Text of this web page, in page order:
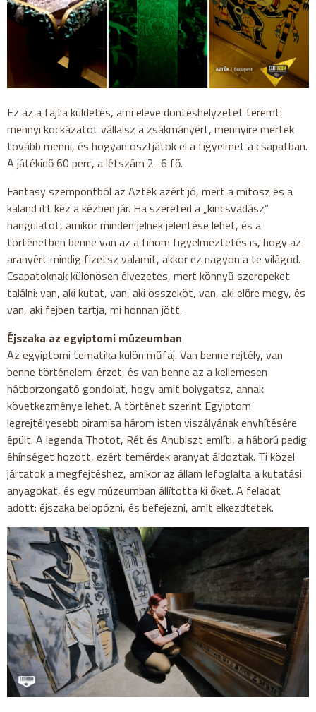
Ez az a fajta küldetés, ami eleve döntéshelyzetet teremt:
mennyi kockázatot vállalsz a zsákmányért, mennyire mertek
tovább menni, és hogyan osztjátok el a figyelmet a csapatban.
A játékidő 60 perc, a létszám 2–6 fő.
Fantasy szempontból az Azték azért jó, mert a mítosz és a
kaland itt kéz a kézben jár. Ha szereted a „kincsvadász”
hangulatot, amikor minden jelnek jelentése lehet, és a
történetben benne van az a finom figyelmeztetés is, hogy az
aranyért mindig fizetsz valamit, akkor ez nagyon a te világod.
Csapatoknak különösen élvezetes, mert könnyű szerepeket
találni: van, aki kutat, van, aki összeköt, van, aki előre megy, és
van, aki fejben tartja, mi honnan jött.
Éjszaka az egyiptomi múzeumban
Az egyiptomi tematika külön műfaj. Van benne rejtély, van
benne történelem-érzet, és van benne az a kellemesen
hátborzongató gondolat, hogy amit bolygatsz, annak
következménye lehet. A történet szerint Egyiptom
legrejtélyesebb piramisa három isten viszályának enyhítésére
épült. A legenda Thotot, Rét és Anubiszt említi, a háború pedig
éhínséget hozott, ezért temérdek aranyat áldoztak. Ti közel
jártatok a megfejtéshez, amikor az állam lefoglalta a kutatási
anyagokat, és egy múzeumban állította ki őket. A feladat
adott: éjszaka belopózni, és befejezni, amit elkezdtetek.